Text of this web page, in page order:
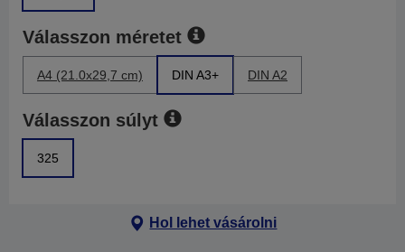
Válasszon méretet
A4 (21.0x29,7 cm) DIN A3+ DIN A2
Válasszon súlyt
325
Hol lehet vásárolni